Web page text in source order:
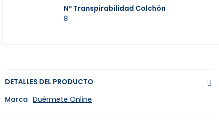
Nº Transpirabilidad Colchón
8
DETALLES DEL PRODUCTO
Marca Duérmete Online